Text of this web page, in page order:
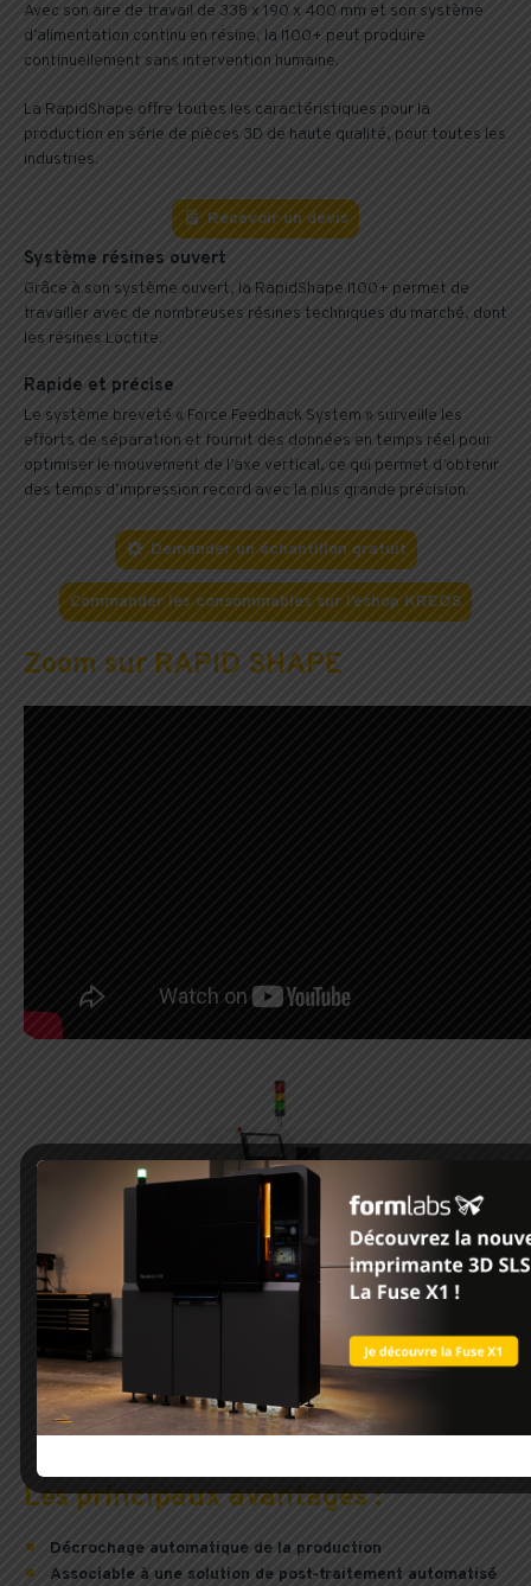
Avec son aire de travail de 338 x 190 x 400 mm et son système
d’alimentation continu en résine, la I100+ peut produire
continuellement sans intervention humaine.
La RapidShape offre toutes les caractéristiques pour la
production en série de pièces 3D de haute qualité, pour toutes les
industries.
Recevoir un devis
Système résines ouvert
Grâce à son système ouvert, la RapidShape I100+ permet de
travailler avec de nombreuses résines techniques du marché, dont
les résines Loctite.
Rapide et précise
Le système breveté « Force Feedback System » surveille les
efforts de séparation et fournit des données en temps réel pour
optimiser le mouvement de l’axe vertical, ce qui permet d’obtenir
des temps d’impression record avec la plus grande précision.
Demander un échantillon gratuit
Commander les consommables sur l’eshop KREOS
Zoom sur RAPID SHAPE
Les principaux avantages :
Décrochage automatique de la production
Associable à une solution de post-traitement automatisé